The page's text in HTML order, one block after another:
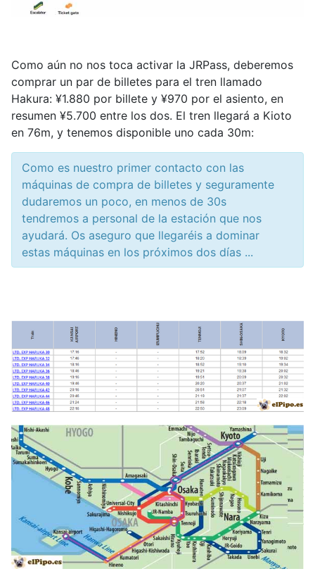
Como aún no nos toca activar la JRPass, deberemos
comprar un par de billetes para el tren llamado
Hakura: ¥1.880 por billete y ¥970 por el asiento, en
resumen ¥5.700 entre los dos. El tren llegará a Kioto
en 76m, y tenemos disponible uno cada 30m:
Como es nuestro primer contacto con las
máquinas de compra de billetes y seguramente
dudaremos un poco, en menos de 30s
tendremos a personal de la estación que nos
ayudará. Os aseguro que llegaréis a dominar
estas máquinas en los próximos dos días ...